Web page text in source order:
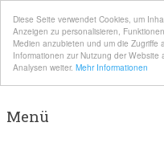
Diese Seite verwendet Cookies, um
Anzeigen zu personalisieren,
Medien anzubieten und um die Zugriffe
Informationen zur Nutzung der
Analysen weiter. Mehr Informationen
Menü